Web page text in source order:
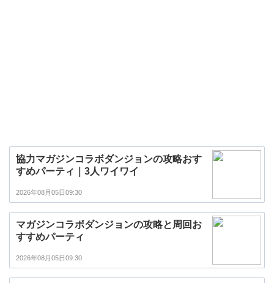
協力マガジンコラボダンジョンの攻略おす
すめパーティ｜3人ワイワイ
2026年08月05日09:30
マガジンコラボダンジョンの攻略と周回お
すすめパーティ
2026年08月05日09:30